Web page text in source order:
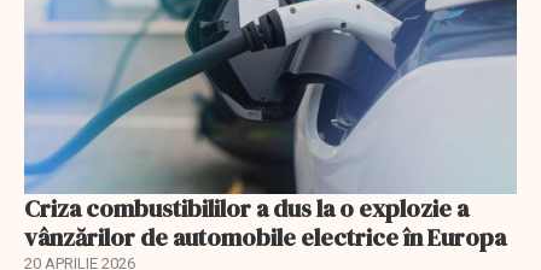
Criza combustibililor a dus la o explozie a
vânzărilor de automobile electrice în Europa
20 APRILIE 2026